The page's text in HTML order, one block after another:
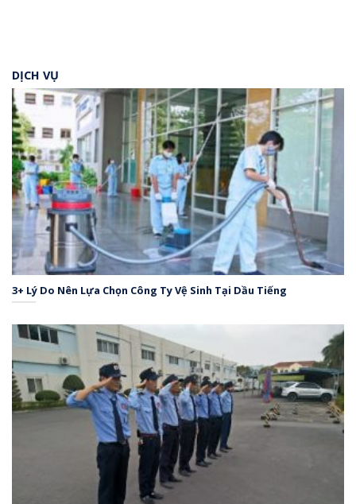
DỊCH VỤ
3+ Lý Do Nên Lựa Chọn Công Ty Vệ Sinh Tại Dầu Tiếng